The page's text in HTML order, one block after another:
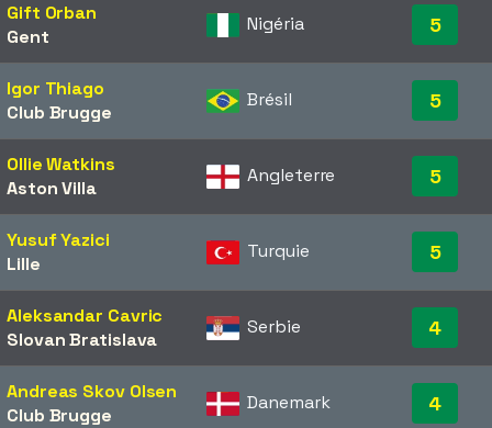
Gift Orban
Gent
Nigéria 5
Igor Thiago
Club Brugge
Brésil 5
Ollie Watkins
Aston Villa
Angleterre 5
Yusuf Yazici
Lille
Turquie 5
Aleksandar Cavric
Slovan Bratislava
Serbie 4
Andreas Skov Olsen
Club Brugge
Danemark 4